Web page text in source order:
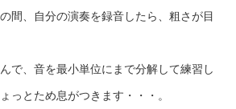
間、自分の演奏を録音したら、粗さが目
で、音を最小単位にまで分解して練習し
っとため息がつきます・・・。